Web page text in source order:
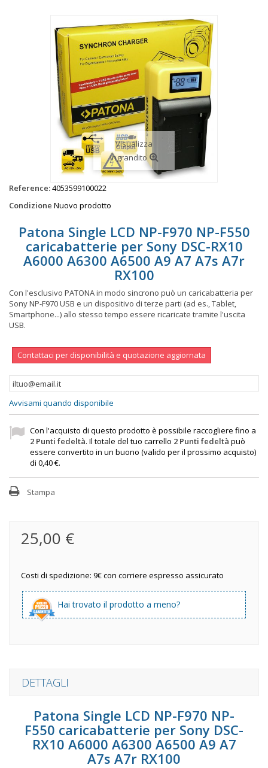
Visualizza
ingrandito
Reference:4053599100022
Condizione Nuovo prodotto
Patona Single LCD NP-F970 NP-F550
caricabatterie per Sony DSC-RX10
A6000 A6300 A6500 A9 A7 A7s A7r
RX100
Con l'esclusivo PATONA in modo sincrono può un caricabatteria per
Sony NP-F970 USB e un dispositivo di terze parti (ad es., Tablet,
Smartphone...) allo stesso tempo essere ricaricate tramite l'uscita
USB.
Contattaci per disponibilità e quotazione aggiornata
Avvisami quando disponibile
Con l'acquisto di questo prodotto è possibile raccogliere fino a
2 Punti fedeltà. Il totale del tuo carrello 2 Punti fedeltà può
essere convertito in un buono (valido per il prossimo acquisto)
di 0,40 €.
Stampa
25,00 €
Costi di spedizione: 9€ con corriere espresso assicurato
Hai trovato il prodotto a meno?
DETTAGLI
Patona Single LCD NP-F970 NP-
F550 caricabatterie per Sony DSC-
RX10 A6000 A6300 A6500 A9 A7
A7s A7r RX100